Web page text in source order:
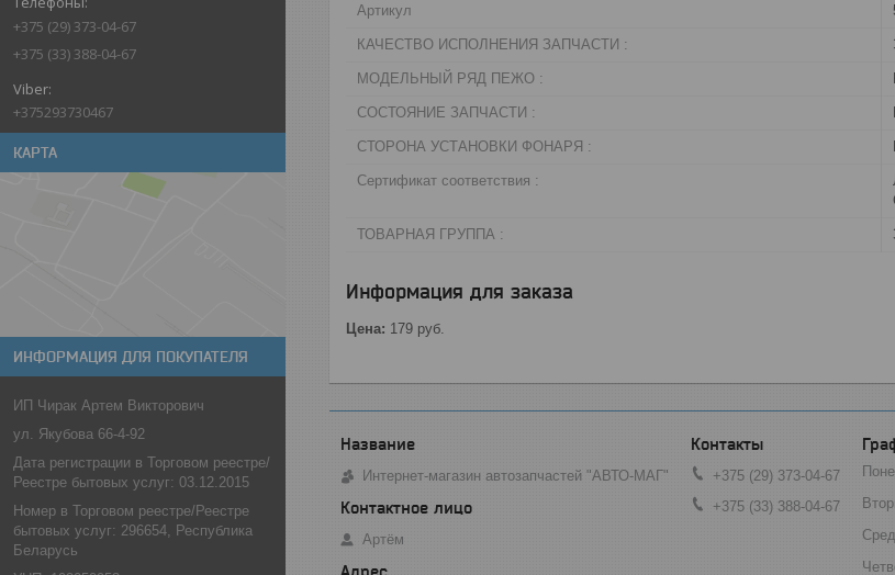
+375 (29) 373-04-67
+375 (33) 388-04-67
+375293730467
КАРТА
ИНФОРМАЦИЯ ДЛЯ ПОКУПАТЕЛЯ
ИП Чирак Артем Викторович
ул. Якубова 66-4-92
Дата регистрации в Торговом реестре/
Реестре бытовых услуг: 03.12.2015
Номер в Торговом реестре/Реестре
бытовых услуг: 296654, Республика
Беларусь
Артикул
КАЧЕСТВО ИСПОЛНЕНИЯ ЗАПЧАСТИ :
МОДЕЛЬНЫЙ РЯД ПЕЖО :
СОСТОЯНИЕ ЗАПЧАСТИ :
СТОРОНА УСТАНОВКИ ФОНАРЯ :
Сертификат соответствия :
ТОВАРНАЯ ГРУППА :
Информация для заказа
Цена: 179 руб.
Интернет-магазин автозапчастей "АВТО-МАГ"
Артём
+375 (29) 373-04-67
+375 (33) 388-04-67